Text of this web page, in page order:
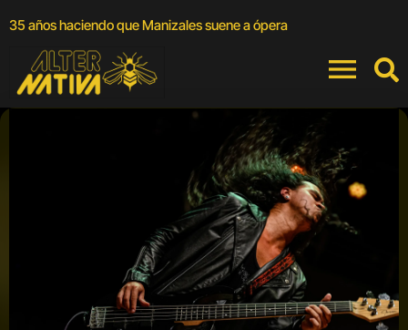
35 años haciendo que Manizales suene a ópera